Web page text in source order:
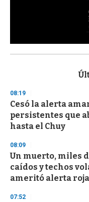
s
d
s
o
f
3
s
e
c
o
n
08:19
Cesó la alerta
persistentes que
hasta el Chuy
08:09
Un muerto, miles
caídos y techos
ameritó alerta roja
07:52